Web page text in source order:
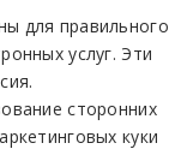
ENGLISH
для правильного
услуг. Эти
сторонних
куки